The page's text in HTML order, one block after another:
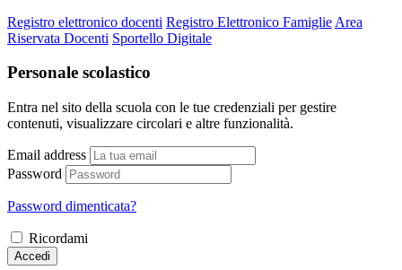
Registro elettronico docenti Registro Elettronico Famiglie Area
Riservata Docenti Sportello Digitale
Personale scolastico
Entra nel sito della scuola con le tue credenziali per gestire
contenuti, visualizzare circolari e altre funzionalità.
Email address
Password
Password dimenticata?
Ricordami
Accedi